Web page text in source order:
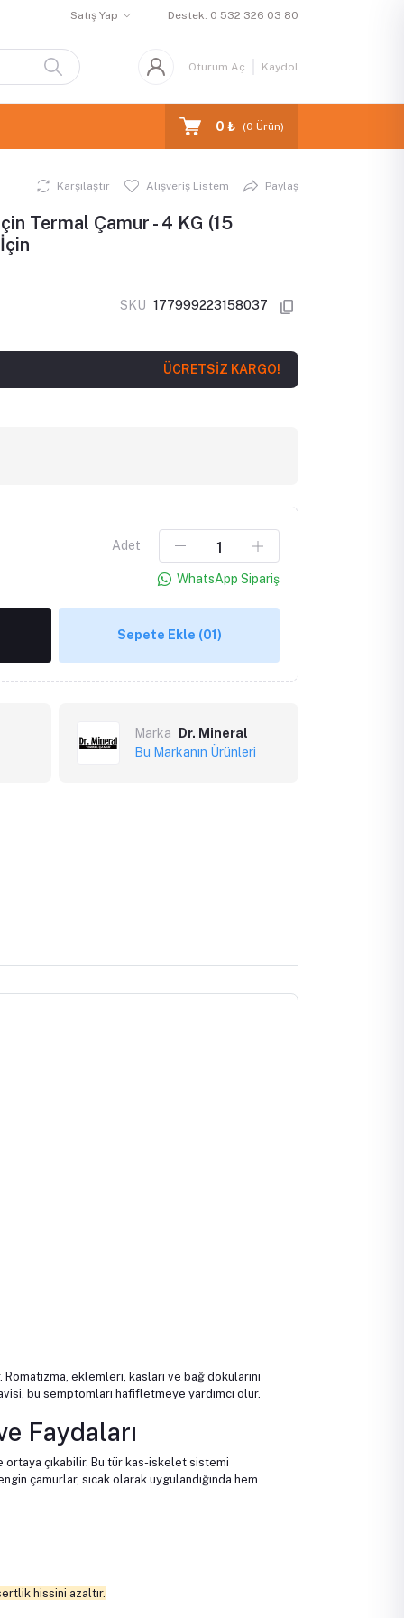
Satış Yap Destek: 0 532 326 03 80
Oturum Aç Kaydol
0 ₺ (0 Ürün)
Karşılaştır Alışveriş Listem Paylaş
Termal Çamur - 4 KG (15
SKU 177999223158037
ÜCRETSİZ KARGO!
Adet
WhatsApp Sipariş
Sepete Ekle (01)
Marka
Dr. Mineral
Bu Markanın Ürünleri
eklemleri, kasları ve bağ dokularını
bu semptomları hafifletmeye yardımcı olur.
Faydaları
ortaya çıkabilir. Bu tür kas-iskelet sistemi
çamurlar, sıcak olarak uygulandığında hem
hissini azaltır.